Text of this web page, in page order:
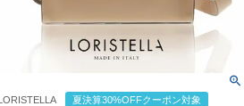
夏決算30%OFFクーポン対象